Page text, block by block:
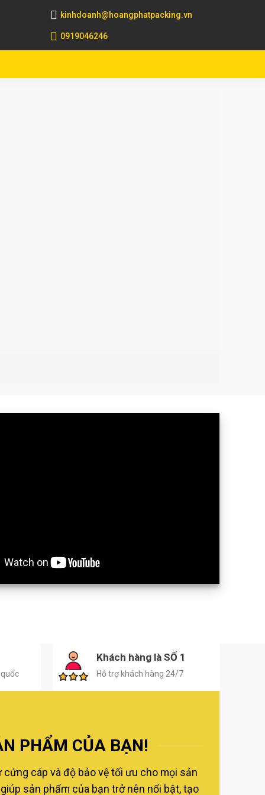
kinhdoanh@hoangphatpacking.vn
0919046246
Khách hàng là SỐ 1
Hỗ trợ khách hàng 24/7
PHẨM CỦA BẠN!
cáp và độ bảo vệ tối ưu cho mọi sản
sản phẩm của bạn trở nên nổi bật, tạo